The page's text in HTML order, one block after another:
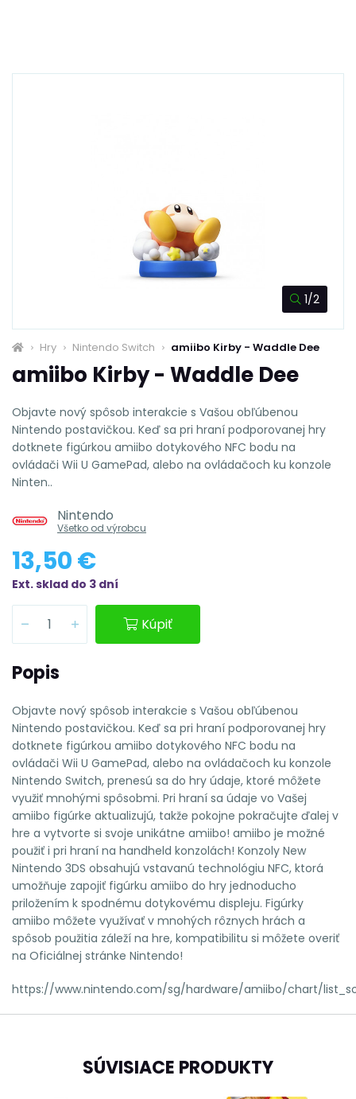
1/2
Hry Nintendo Switch amiibo Kirby - Waddle Dee
amiibo Kirby - Waddle Dee
Objavte nový spôsob interakcie s Vašou obľúbenou
Nintendo postavičkou. Keď sa pri hraní podporovanej hry
dotknete figúrkou amiibo dotykového NFC bodu na
ovládači Wii U GamePad, alebo na ovládačoch ku konzole
Ninten..
Nintendo
Všetko od výrobcu
13,50 €
Ext. sklad do 3 dní
Kúpiť
Popis
Objavte nový spôsob interakcie s Vašou obľúbenou
Nintendo postavičkou. Keď sa pri hraní podporovanej hry
dotknete figúrkou amiibo dotykového NFC bodu na
ovládači Wii U GamePad, alebo na ovládačoch ku konzole
Nintendo Switch, prenesú sa do hry údaje, ktoré môžete
využiť mnohými spôsobmi. Pri hraní sa údaje vo Vašej
amiibo figúrke aktualizujú, takže pokojne pokračujte ďalej v
hre a vytvorte si svoje unikátne amiibo! amiibo je možné
použiť i pri hraní na handheld konzolách! Konzoly New
Nintendo 3DS obsahujú vstavanú technológiu NFC, ktorá
umožňuje zapojiť figúrku amiibo do hry jednoducho
priložením k spodnému dotykovému displeju. Figúrky
amiibo môžete využívať v mnohých rôznych hrách a
spôsob použitia záleží na hre, kompatibilitu si môžete overiť
na Oficiálnej stránke Nintendo!
https://www.nintendo.com/sg/hardware/amiibo/chart/
SÚVISIACE PRODUKTY